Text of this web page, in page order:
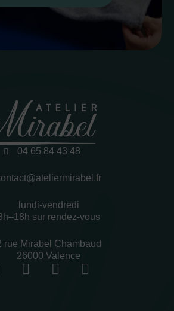
04 65 84 43 48
lundi-vendredi
sur rendez-vous
rue Mirabel Chambaud
26000 Valence